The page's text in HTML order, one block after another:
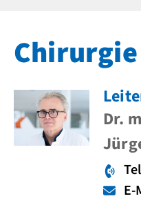
Chirurgie
Dr.
E-